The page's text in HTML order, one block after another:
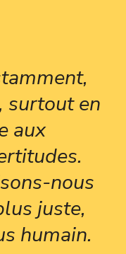
surtout en
aux
nous
juste,
humain.